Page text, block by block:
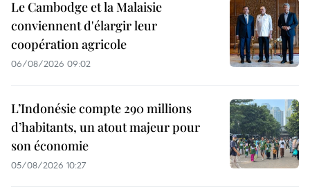
Le Cambodge et la Malaisie
conviennent d'élargir leur
coopération agricole
06/08/2026 09:02
L’Indonésie compte 290 millions
d’habitants, un atout majeur pour
son économie
05/08/2026 10:27